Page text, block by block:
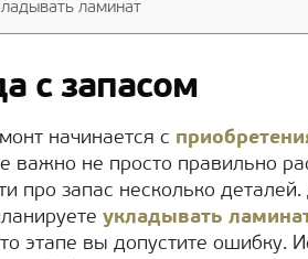
ламинат
с запасом
начинается с
важно не просто правильно
про запас несколько
укладывать
этапе вы допустите ошибку.